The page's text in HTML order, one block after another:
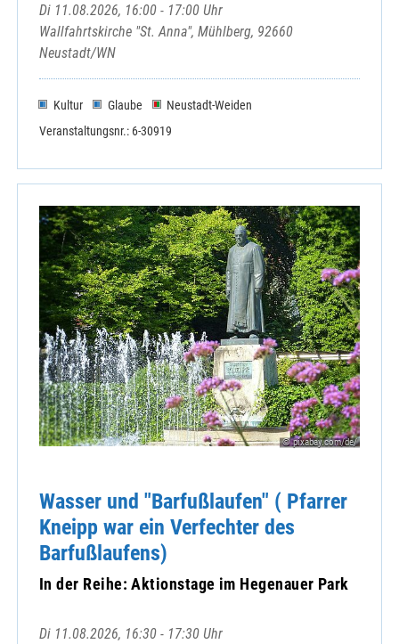
Di 11.08.2026, 16:00 - 17:00 Uhr
Wallfahrtskirche "St. Anna", Mühlberg, 92660
Neustadt/WN
Kultur Glaube
Neustadt-Weiden
Veranstaltungsnr.: 6-30919
© pixabay.com/de/
Wasser und "Barfußlaufen" ( Pfarrer
Kneipp war ein Verfechter des
Barfußlaufens)
In der Reihe: Aktionstage im Hegenauer Park
Di 11.08.2026, 16:30 - 17:30 Uhr